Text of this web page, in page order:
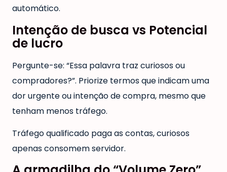
automático.
Intenção de busca vs Potencial
de lucro
Pergunte-se: “Essa palavra traz curiosos ou
compradores?”. Priorize termos que indicam uma
dor urgente ou intenção de compra, mesmo que
tenham menos tráfego.
Tráfego qualificado paga as contas, curiosos
apenas consomem servidor.